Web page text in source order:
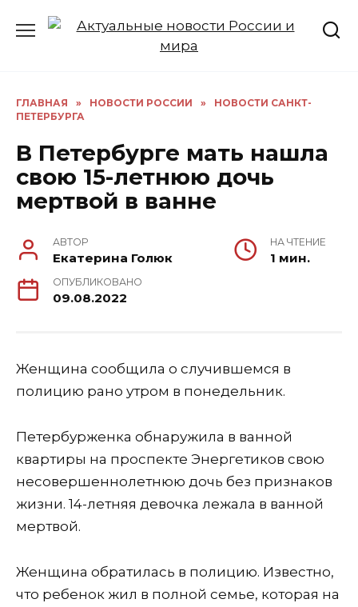
ГЛАВНАЯ » НОВОСТИ РОССИИ »
НОВОСТИ САНКТ-
ПЕТЕРБУРГА
В Петербурге мать нашла
свою 15-летнюю дочь
мертвой в ванне
АВТОР
Екатерина Голюк
НА ЧТЕНИЕ
1 мин.
ОПУБЛИКОВАНО
09.08.2022
Женщина сообщила о случившемся в
полицию рано утром в понедельник.
Петербурженка обнаружила в ванной
квартиры на проспекте Энергетиков свою
несовершеннолетнюю дочь без признаков
жизни. 14-летняя девочка лежала в ванной
мертвой.
Женщина обратилась в полицию. Известно,
что ребенок жил в полной семье, которая на